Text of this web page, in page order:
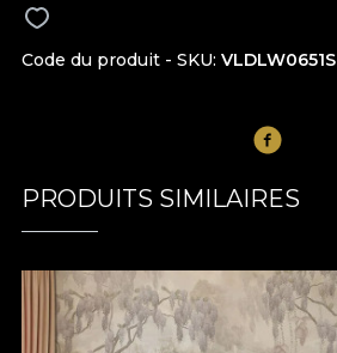
Code du produit - SKU VLDLW0651S
PRODUITS SIMILAIRES